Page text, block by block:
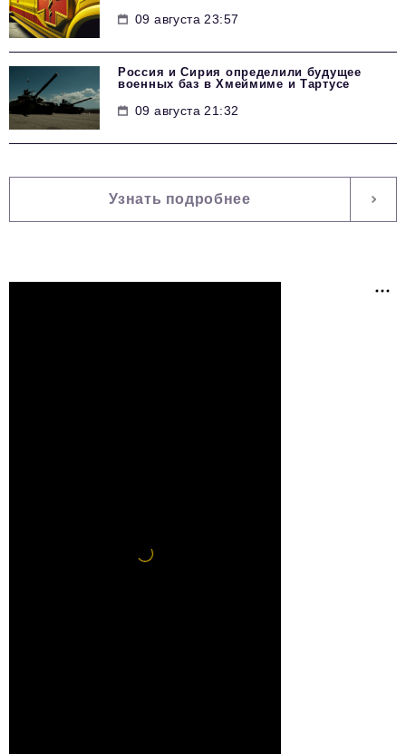
09 августа 23:57
Россия и Сирия определили будущее
военных баз в Хмеймиме и Тартусе
09 августа 21:32
Узнать подробнее